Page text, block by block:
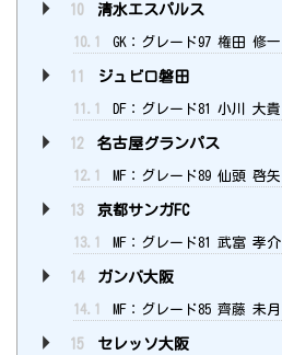
10 清水エスパルス
10.1 GK：グレード97 権田 修一
11 ジュビロ磐田
11.1 DF：グレード81 小川 大貴
12 名古屋グランパス
12.1 MF：グレード89 仙頭 啓矢
13 京都サンガFC
13.1 MF：グレード81 武富 孝介
14 ガンバ大阪
14.1 MF：グレード85 齊藤 未月
15 セレッソ大阪